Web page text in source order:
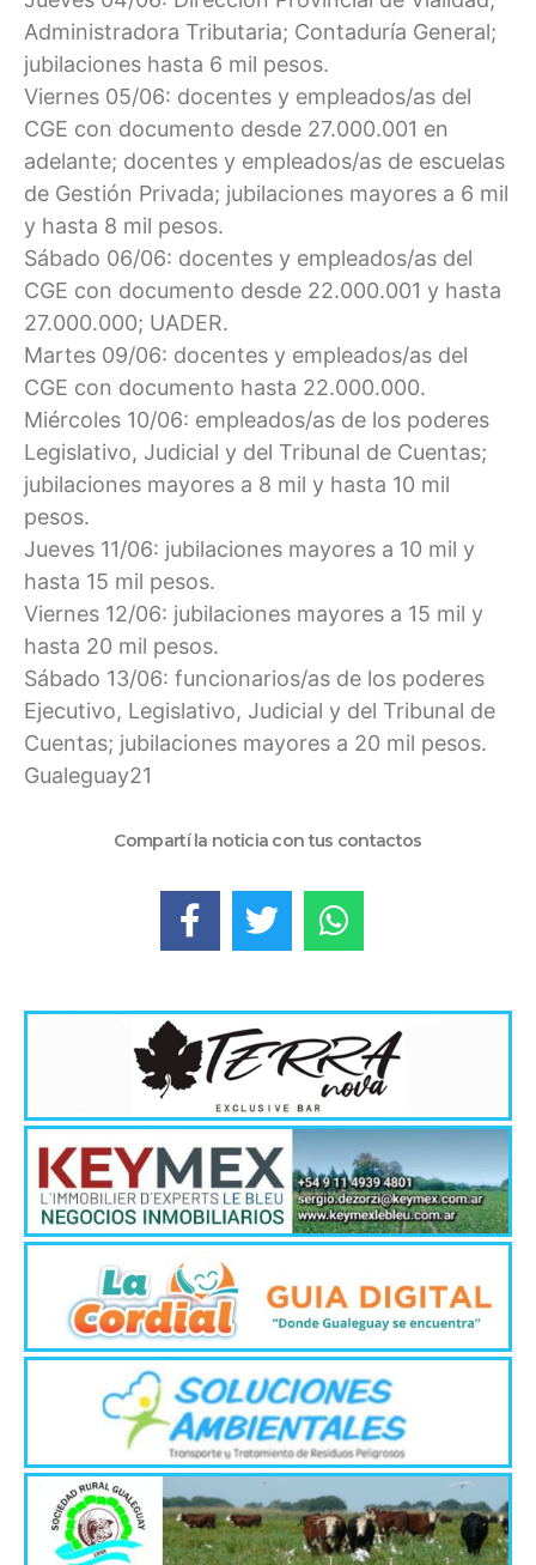
Administradora Tributaria; Contaduría General;
jubilaciones hasta 6 mil pesos.
Viernes 05/06: docentes y empleados/as del
CGE con documento desde 27.000.001 en
adelante; docentes y empleados/as de escuelas
de Gestión Privada; jubilaciones mayores a 6 mil
y hasta 8 mil pesos.
Sábado 06/06: docentes y empleados/as del
CGE con documento desde 22.000.001 y hasta
27.000.000; UADER.
Martes 09/06: docentes y empleados/as del
CGE con documento hasta 22.000.000.
Miércoles 10/06: empleados/as de los poderes
Legislativo, Judicial y del Tribunal de Cuentas;
jubilaciones mayores a 8 mil y hasta 10 mil
pesos.
Jueves 11/06: jubilaciones mayores a 10 mil y
hasta 15 mil pesos.
Viernes 12/06: jubilaciones mayores a 15 mil y
hasta 20 mil pesos.
Sábado 13/06: funcionarios/as de los poderes
Ejecutivo, Legislativo, Judicial y del Tribunal de
Cuentas; jubilaciones mayores a 20 mil pesos.
Gualeguay21
Compartí la noticia con tus contactos